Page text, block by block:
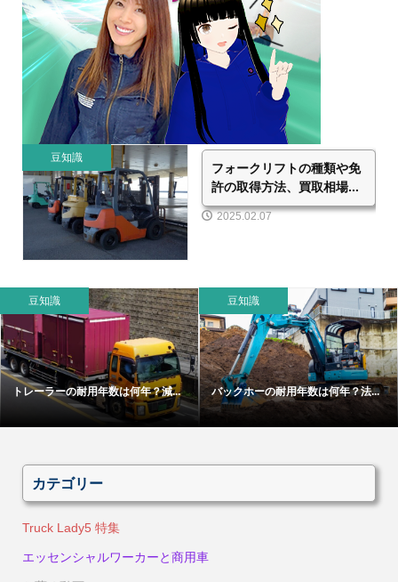
豆知識
フォークリフトの種類や免
許の取得方法、買取相場...
2025.02.07
豆知識
トレーラーの耐用年数は何年？減...
豆知識
バックホーの耐用年数は何年？法...
カテゴリー
Truck Lady5 特集
エッセンシャルワーカーと商用車